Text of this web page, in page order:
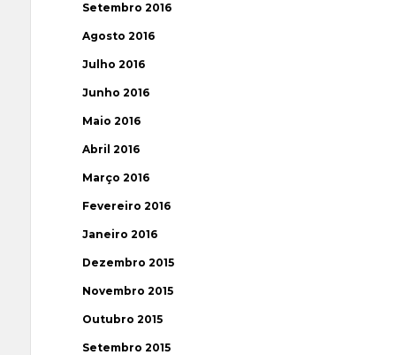
Setembro 2016
Agosto 2016
Julho 2016
Junho 2016
Maio 2016
Abril 2016
Março 2016
Fevereiro 2016
Janeiro 2016
Dezembro 2015
Novembro 2015
Outubro 2015
Setembro 2015